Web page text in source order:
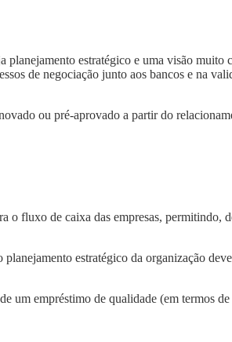
estratégico e uma visão muito
de negociação junto aos bancos e na
ou pré-aprovado a partir do
fluxo de caixa das empresas, permitindo,
estratégico da organização
um empréstimo de qualidade (em termos